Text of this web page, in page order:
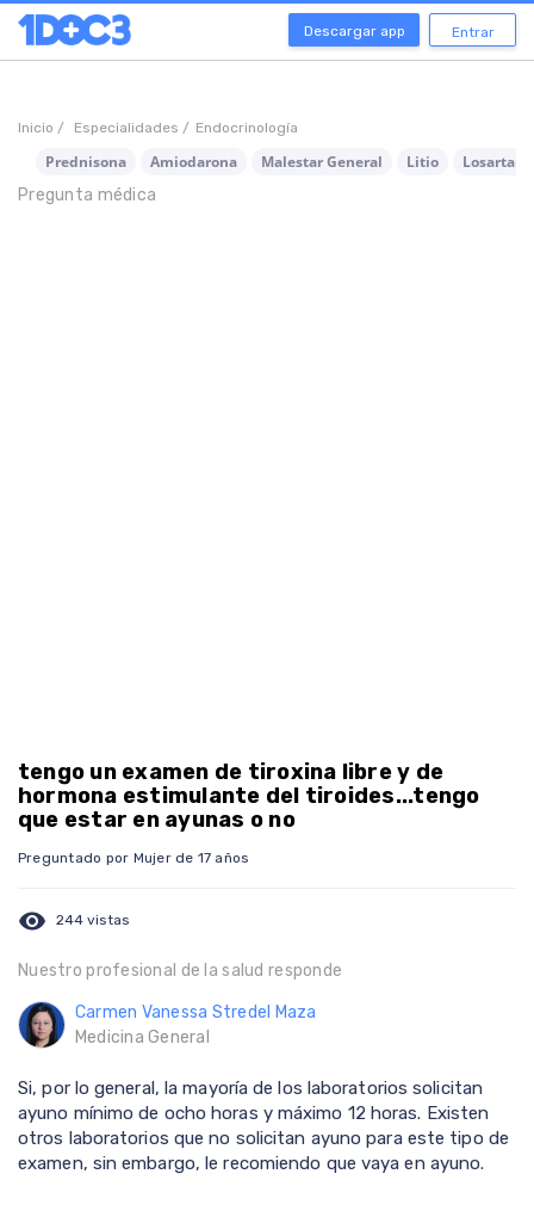
Descargar app Entrar
Inicio / Especialidades / Endocrinología
Prednisona Amiodarona Malestar General Litio
Losartan
Pregunta médica
tengo un examen de tiroxina libre y de
hormona estimulante del tiroides...tengo
que estar en ayunas o no
Preguntado por Mujer de 17 años
visibility 244 vistas
Nuestro profesional de la salud responde
Carmen Vanessa Stredel Maza
Medicina General
Si, por lo general, la mayoría de los laboratorios solicitan
ayuno mínimo de ocho horas y máximo 12 horas. Existen
otros laboratorios que no solicitan ayuno para este tipo de
examen, sin embargo, le recomiendo que vaya en ayuno.